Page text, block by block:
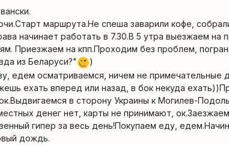
маршрута.Не спеша заварили кофе,
начинает работать в 7.30.В 5 утра выезжаем на
Приезжаем на кпп.Проходим без проблем,
из Беларуси?" ;) )
едем осматриваемся, ничем не примечательные
ехать вперед или назад, в бок некуда
в сторону Украины к Могилев-
денег нет, карты не принимают,
гипер за весь день!Покупаем еду,
дождь.